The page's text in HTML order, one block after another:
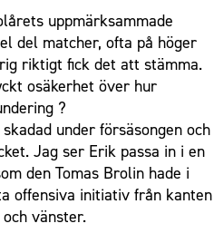
uppmärksammade
del matcher, ofta på höger
riktigt fick det att stämma.
osäkerhet över hur
?
under försäsongen och
Jag ser Erik passa in i en
den Tomas Brolin hade i
offensiva initiativ från kanten
vänster.